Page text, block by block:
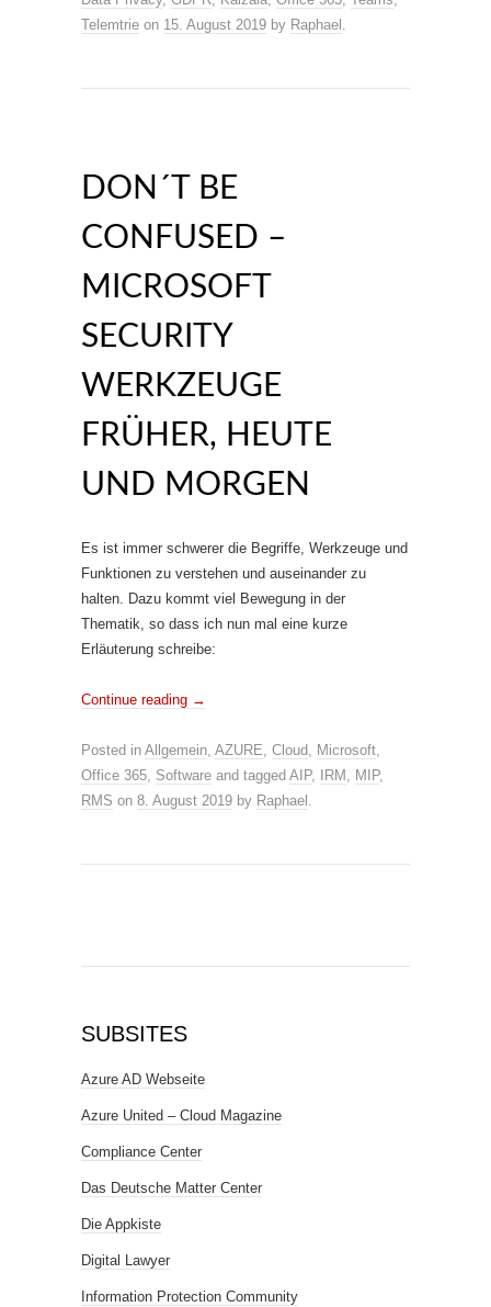
Telemtrie on 15. August 2019 by Raphael .
DON´T BE
CONFUSED –
MICROSOFT
SECURITY
WERKZEUGE
FRÜHER, HEUTE
UND MORGEN
Es ist immer schwerer die Begriffe, Werkzeuge und
Funktionen zu verstehen und auseinander zu
halten. Dazu kommt viel Bewegung in der
Thematik, so dass ich nun mal eine kurze
Erläuterung schreibe:
Continue reading →
Posted in Allgemein, AZURE, Cloud, Microsoft,
Office 365, Software and tagged AIP, IRM , MIP,
RMS on 8. August 2019 by Raphael .
SUBSITES
Azure AD Webseite
Azure United – Cloud Magazine
Compliance Center
Das Deutsche Matter Center
Die Appkiste
Digital Lawyer
Information Protection Community